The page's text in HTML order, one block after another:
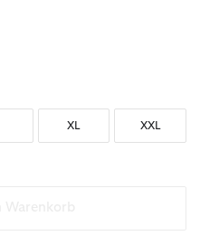
XL XXL